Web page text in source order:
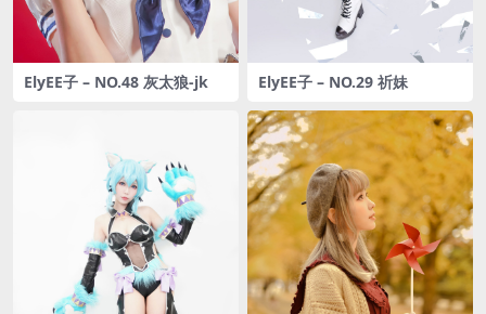
ElyEE子 – NO.48 灰太狼-jk ElyEE子 – NO.29 祈妹